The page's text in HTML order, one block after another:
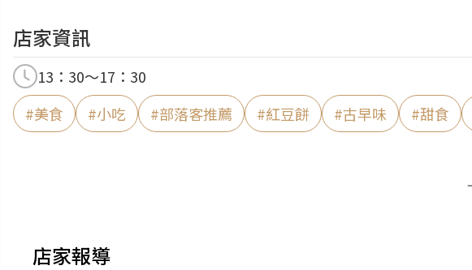
店家資訊
13：30～17：30
#美食 #小吃 #部落客推薦 #紅豆餅 #古早味 #甜食
店家報導